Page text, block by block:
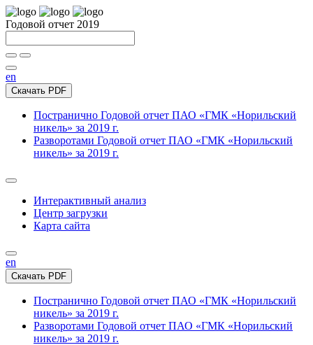
Годовой отчет 2019
en
Скачать PDF
Постранично Годовой отчет ПАО «ГМК «Норильский
никель» за 2019 г.
Разворотами Годовой отчет ПАО «ГМК «Норильский
никель» за 2019 г.
Интерактивный анализ
Центр загрузки
Карта сайта
en
Скачать PDF
Постранично Годовой отчет ПАО «ГМК «Норильский
никель» за 2019 г.
Разворотами Годовой отчет ПАО «ГМК «Норильский
никель» за 2019 г.